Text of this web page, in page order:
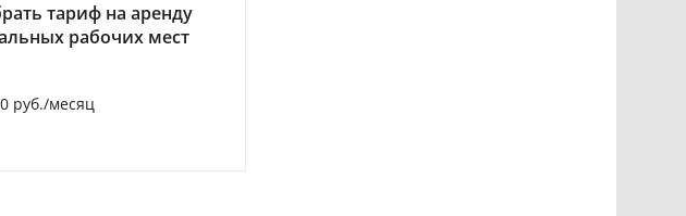
тариф на аренду
рабочих мест
руб./месяц